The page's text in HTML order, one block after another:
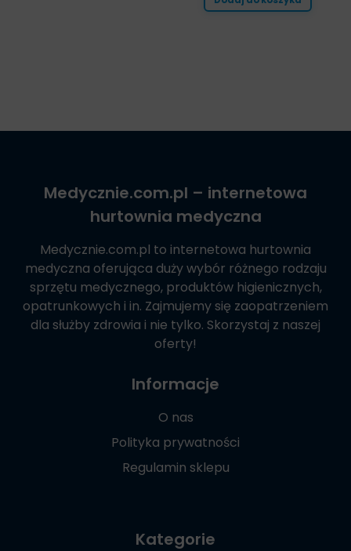
Medycznie.com.pl – internetowa
hurtownia medyczna
Medycznie.com.pl to internetowa hurtownia
medyczna oferująca duży wybór różnego rodzaju
sprzętu medycznego, produktów higienicznych,
opatrunkowych i in. Zajmujemy się zaopatrzeniem
dla służby zdrowia i nie tylko. Skorzystaj z naszej
oferty!
Informacje
O nas
Polityka prywatności
Regulamin sklepu
Kategorie